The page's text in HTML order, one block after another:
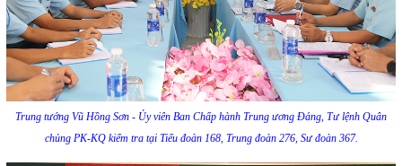
Trung tướng Vũ Hồng Sơn - Ủy viên Ban Chấp hành Trung ương Đảng, Tư lệnh Quân
chủng PK-KQ kiểm tra tại Tiểu đoàn 168, Trung đoàn 276, Sư đoàn 367.